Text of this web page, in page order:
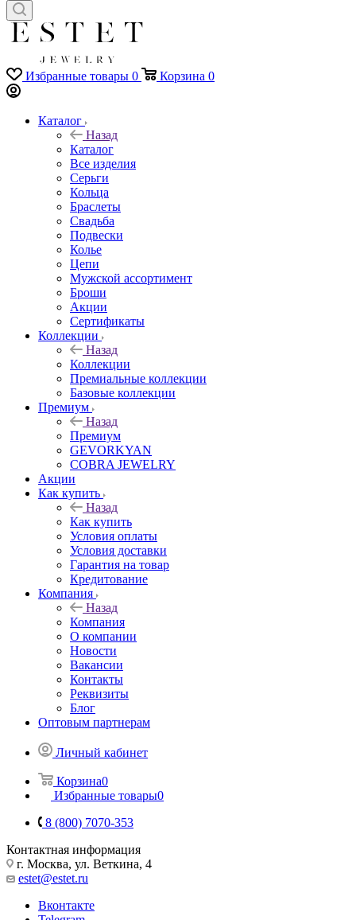
Избранные товары 0 Корзина 0
Каталог
Назад
Каталог
Все изделия
Серьги
Кольца
Браслеты
Свадьба
Подвески
Колье
Цепи
Мужской ассортимент
Броши
Акции
Сертификаты
Коллекции
Назад
Коллекции
Премиальные коллекции
Базовые коллекции
Премиум
Назад
Премиум
GEVORKYAN
COBRA JEWELRY
Акции
Как купить
Назад
Как купить
Условия оплаты
Условия доставки
Гарантия на товар
Кредитование
Компания
Назад
Компания
О компании
Новости
Вакансии
Контакты
Реквизиты
Блог
Оптовым партнерам
Личный кабинет
Корзина0
Избранные товары0
8 (800) 7070-353
Контактная информация
г. Москва, ул. Веткина, 4
estet@estet.ru
Вконтакте